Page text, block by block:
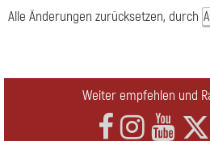
Alle Änderungen zurücksetzen, durch
Weiter empfehlen und